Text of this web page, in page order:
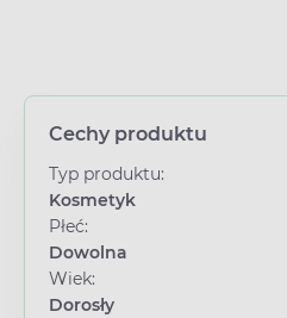
Cechy produktu
Typ produktu:
Kosmetyk
Płeć:
Dowolna
Wiek:
Dorosły